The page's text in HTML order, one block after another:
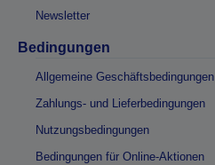
Newsletter
Bedingungen
Allgemeine Geschäftsbedingungen
Zahlungs- und Lieferbedingungen
Nutzungsbedingungen
Bedingungen für Online-Aktionen